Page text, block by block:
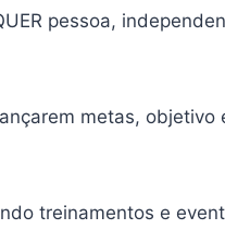
pessoa,
metas, objetivo
treinamentos e